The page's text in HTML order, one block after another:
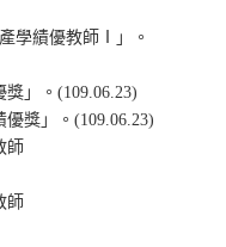
學績優教師Ⅰ」。
獎 」。(109.06.23)
優獎」。(109.06.23)
師
師